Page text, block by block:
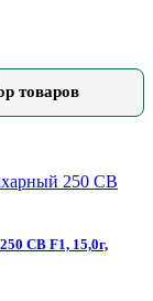
товаров
CВ F1, 15,0г,